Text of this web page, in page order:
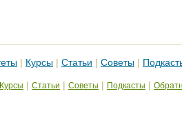
| Курсы | Статьи | Советы |
Курсы | Статьи | Советы | Подкасты |